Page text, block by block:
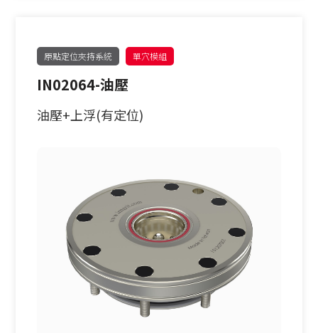
原點定位夾持系統 單穴模組
IN02064-油壓
油壓+上浮(有定位)